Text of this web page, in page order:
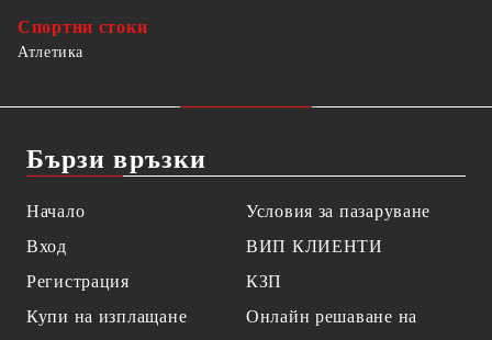
Спортни стоки
Атлетика
Бързи връзки
Начало
Вход
Регистрация
Купи на изплащане
Условия за пазаруване
ВИП КЛИЕНТИ
КЗП
Онлайн решаване на